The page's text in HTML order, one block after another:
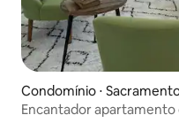
Condomínio ⋅
Encantador apartamento